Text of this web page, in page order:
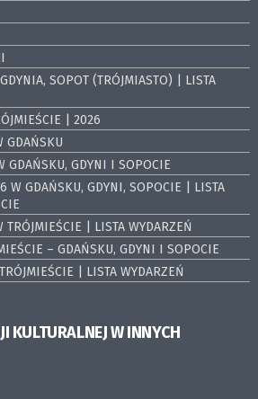
SOPOT (TRÓJMIASTO) | LISTA
| 2026
GDAŃSKU
GDAŃSKU, GDYNI I SOPOCIE
W GDAŃSKU, GDYNI, SOPOCIE | LISTA
| LISTA WYDARZEŃ
– GDAŃSKU, GDYNI I SOPOCIE
| LISTA WYDARZEŃ
KULTURALNEJ W INNYCH